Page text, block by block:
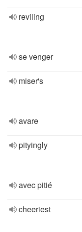
reviling
se venger
miser's
avare
pityingly
avec pitié
cheeriest